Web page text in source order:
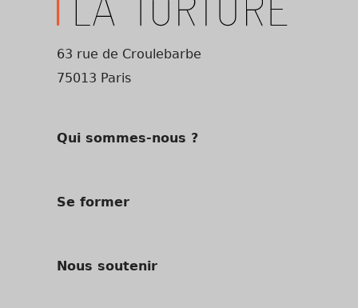
63 rue de Croulebarbe
75013 Paris
Qui sommes-nous ?
Se former
Nous soutenir